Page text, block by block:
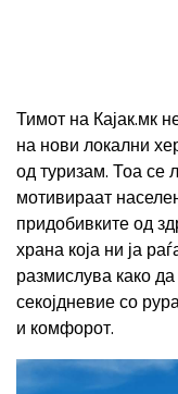
Тимот на Кајак.мк
на нови локални
од туризам. Тоа се
мотивираат
придобивките од
храна која ни ја
размислува како
секојдневие со
и комфорот.